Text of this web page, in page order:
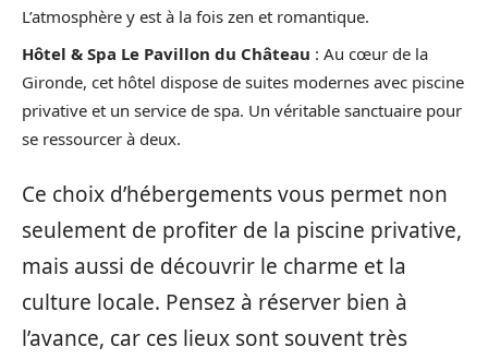
L’atmosphère y est à la fois zen et romantique.
Hôtel & Spa Le Pavillon du Château : Au cœur de la
Gironde, cet hôtel dispose de suites modernes avec piscine
privative et un service de spa. Un véritable sanctuaire pour
se ressourcer à deux.
Ce choix d’hébergements vous permet non
seulement de profiter de la piscine privative,
mais aussi de découvrir le charme et la
culture locale. Pensez à réserver bien à
l’avance, car ces lieux sont souvent très